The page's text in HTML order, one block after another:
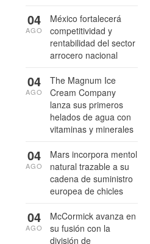
México fortalecerá
competitividad y
rentabilidad del sector
arrocero nacional
04
AGO
The Magnum Ice
Cream Company
lanza sus primeros
helados de agua con
vitaminas y minerales
04
AGO
Mars incorpora mentol
natural trazable a su
cadena de suministro
europea de chicles
04
AGO
McCormick avanza en
su fusión con la
división de
04
AGO